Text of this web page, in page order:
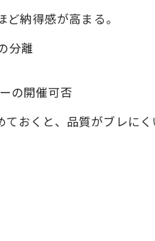
納得感が高まる。
分離
の開催可否
おくと、品質がブレに